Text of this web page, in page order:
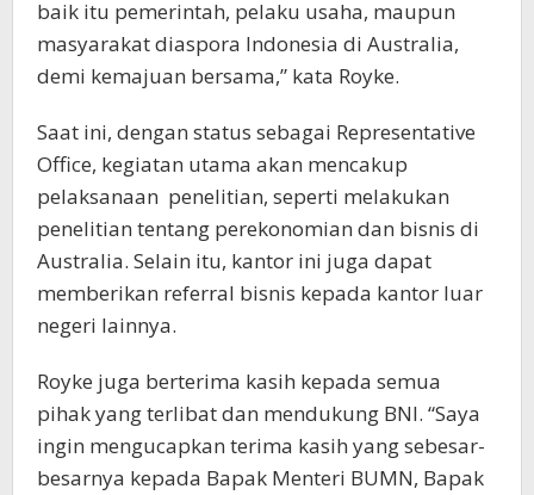
baik itu pemerintah, pelaku usaha, maupun
masyarakat diaspora Indonesia di Australia,
demi kemajuan bersama,” kata Royke.
Saat ini, dengan status sebagai Representative
Office, kegiatan utama akan mencakup
pelaksanaan penelitian, seperti melakukan
penelitian tentang perekonomian dan bisnis di
Australia. Selain itu, kantor ini juga dapat
memberikan referral bisnis kepada kantor luar
negeri lainnya.
Royke juga berterima kasih kepada semua
pihak yang terlibat dan mendukung BNI. “Saya
ingin mengucapkan terima kasih yang sebesar-
besarnya kepada Bapak Menteri BUMN, Bapak